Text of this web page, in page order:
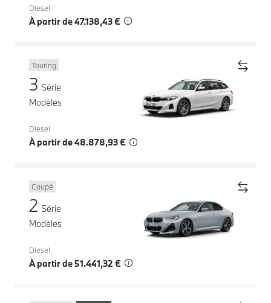
Diesel
À partir de 47.138,43 €
Touring
3 Série
Modèles
Diesel
À partir de 48.878,93 €
Coupé
2 Série
Modèles
Diesel
À partir de 51.441,32 €